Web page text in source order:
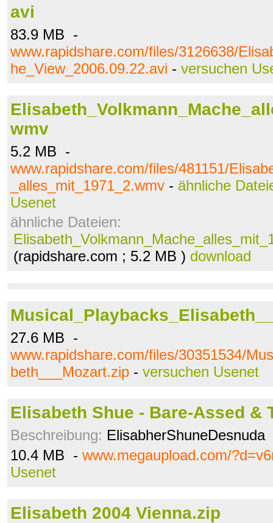
avi
83.9 MB -
www.rapidshare.com/files/3126638/
he_View_2006.09.22.avi - versuchen
wmv
5.2 MB -
www.rapidshare.com/files/481151/
_alles_mit_1971_2.wmv - ähnliche
Usenet
ähnliche Dateien:
(rapidshare.com ; 5.2 MB ) download
27.6 MB -
www.rapidshare.com/files/30351534/
beth___Mozart.zip - versuchen Usenet
Elisabeth Shue - Bare-Assed &
Beschreibung: ElisabherShuneDesnuda
10.4 MB - www.megaupload.com/
Usenet
Elisabeth 2004 Vienna.zip